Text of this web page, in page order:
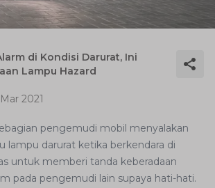
di Kondisi Darurat, Ini
Lampu Hazard
2021
pengemudi mobil menyalakan
lampu darurat ketika berkendara di
untuk memberi tanda keberadaan
pada pengemudi lain supaya hati-hati.